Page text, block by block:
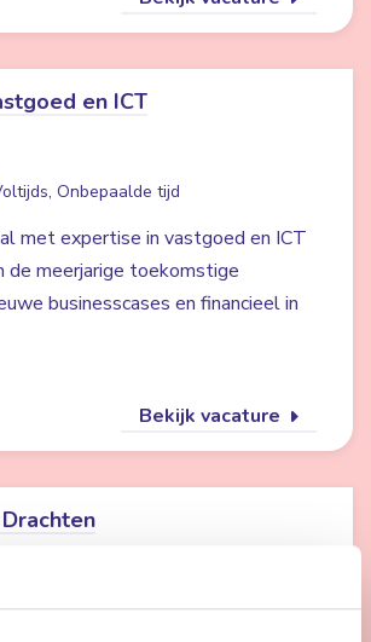
en ICT
Onbepaalde tijd
met expertise in vastgoed en ICT
de meerjarige toekomstige
businesscases en financieel in
Bekijk vacature
Onbepaalde tijd